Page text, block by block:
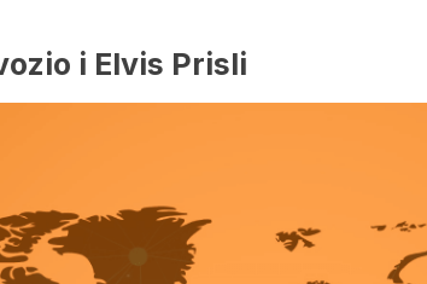
i Elvis Prisli